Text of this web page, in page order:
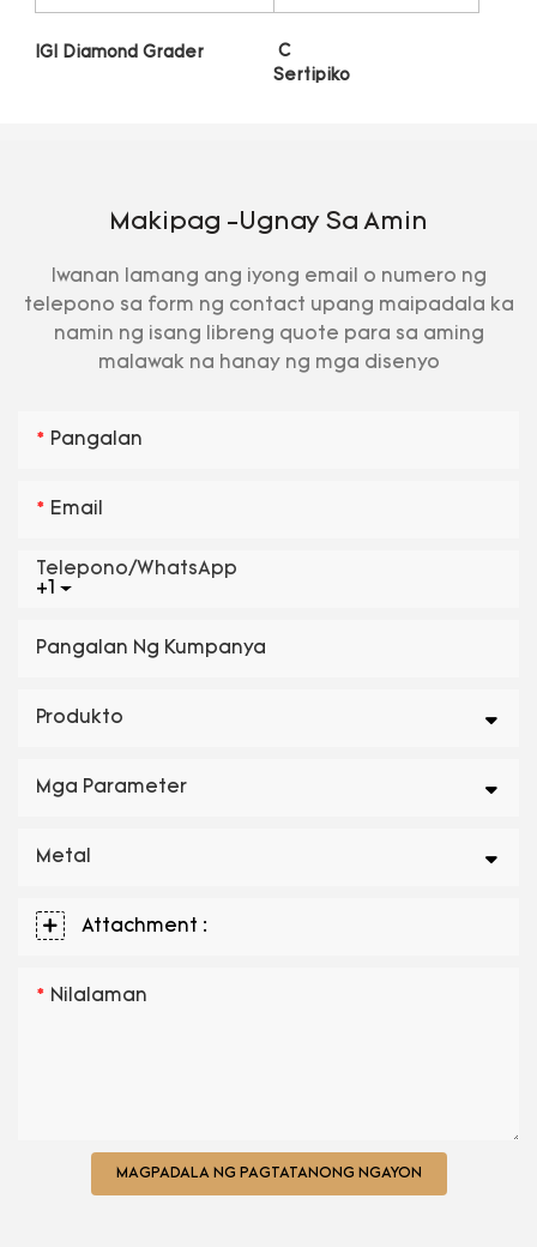
Makipag -ugnay Sa Amin
Iwanan lamang ang iyong email o numero ng
telepono sa form ng contact upang maipadala ka
namin ng isang libreng quote para sa aming
malawak na hanay ng mga disenyo
Pangalan
Email
+1
Telepono/WhatsApp
Pangalan Ng Kumpanya
Produkto
Mga Parameter
Metal
Attachment :
Nilalaman
MAGPADALA NG PAGTATANONG NGAYON